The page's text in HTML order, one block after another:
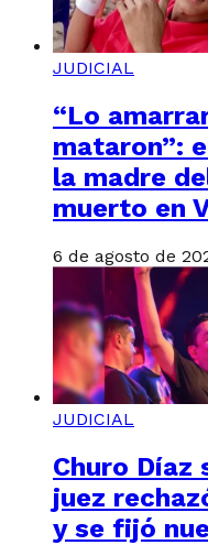
JUDICIAL
“Lo
mataron”:
la madre
muerto en
6 de agosto de
JUDICIAL
Churo Díaz
juez
y se fijó